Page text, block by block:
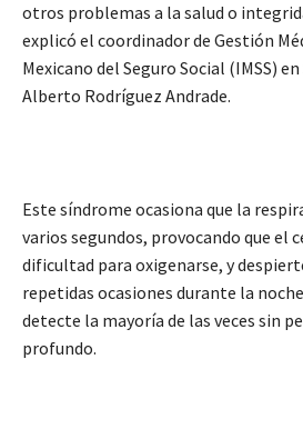
otros problemas a la salud o
explicó el coordinador de Gestión
Mexicano del Seguro Social (IMSS)
Alberto Rodríguez Andrade.
Este síndrome ocasiona que la
varios segundos, provocando que el
dificultad para oxigenarse, y
repetidas ocasiones durante la
detecte la mayoría de las veces sin
profundo.